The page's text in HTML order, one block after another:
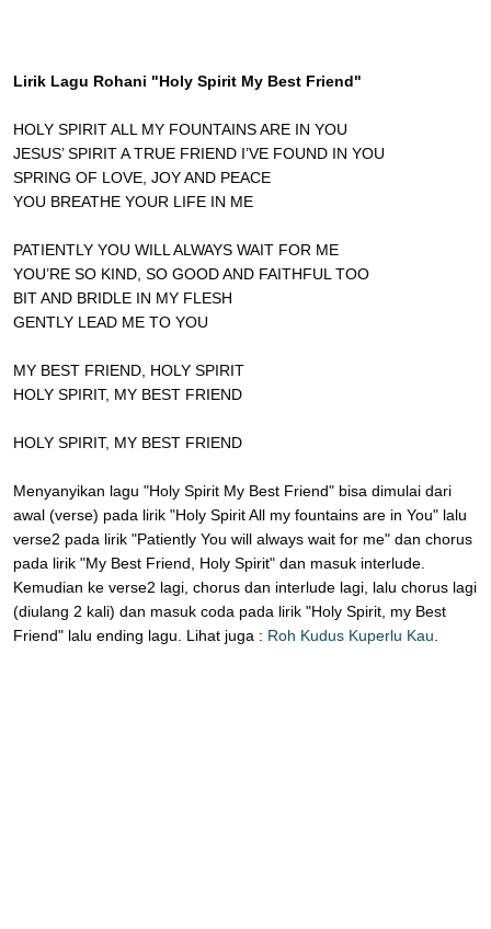
Lirik Lagu Rohani "Holy Spirit My Best Friend"
HOLY SPIRIT ALL MY FOUNTAINS ARE IN YOU
JESUS’ SPIRIT A TRUE FRIEND I’VE FOUND IN YOU
SPRING OF LOVE, JOY AND PEACE
YOU BREATHE YOUR LIFE IN ME
PATIENTLY YOU WILL ALWAYS WAIT FOR ME
YOU’RE SO KIND, SO GOOD AND FAITHFUL TOO
BIT AND BRIDLE IN MY FLESH
GENTLY LEAD ME TO YOU
MY BEST FRIEND, HOLY SPIRIT
HOLY SPIRIT, MY BEST FRIEND
HOLY SPIRIT, MY BEST FRIEND
Menyanyikan lagu "Holy Spirit My Best Friend" bisa dimulai dari
awal (verse) pada lirik "Holy Spirit All my fountains are in You" lalu
verse2 pada lirik "Patiently You will always wait for me" dan chorus
pada lirik "My Best Friend, Holy Spirit" dan masuk interlude.
Kemudian ke verse2 lagi, chorus dan interlude lagi, lalu chorus lagi
(diulang 2 kali) dan masuk coda pada lirik "Holy Spirit, my Best
Friend" lalu ending lagu. Lihat juga : Roh Kudus Kuperlu Kau